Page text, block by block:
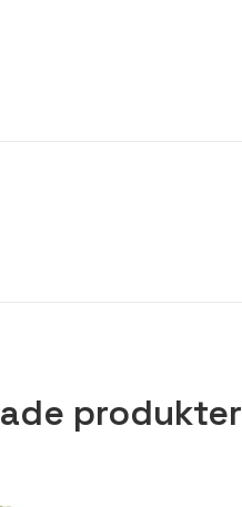
produkter